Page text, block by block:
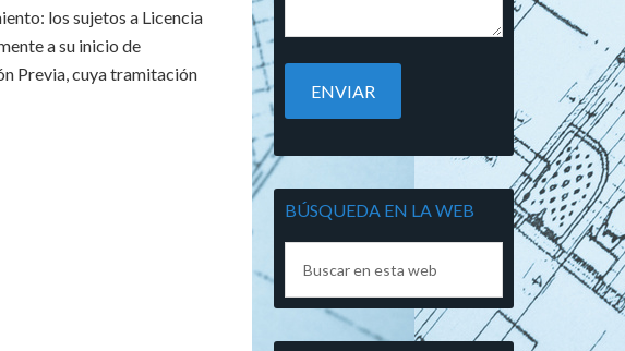
los sujetos a Licencia
a su inicio de
Previa, cuya tramitación
BÚSQUEDA EN LA WEB